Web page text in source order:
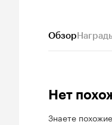
Обзор
Нет
Знаете